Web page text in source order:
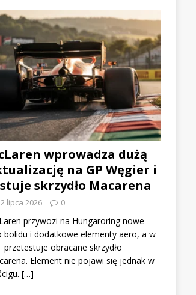
wprowadza dużą
na GP Węgier i
skrzydło Macarena
lipca 2026 0
przywozi na Hungaroring nowe
bolidu i dodatkowe elementy aero, a w
przetestuje obracane skrzydło
Element nie pojawi się jednak w
[…]